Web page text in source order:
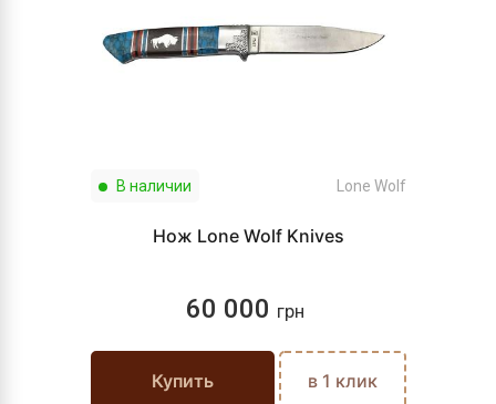
В наличии Lone Wolf
Нож Lone Wolf Knives
60 000 грн
Купить в 1 клик